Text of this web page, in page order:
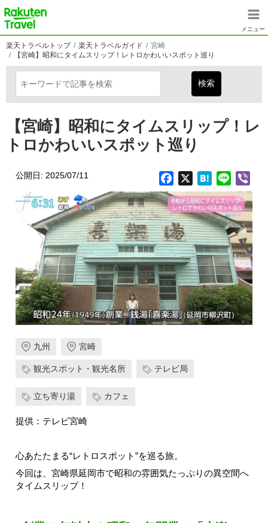
メニュー
楽天トラベルトップ 楽天トラベルガイド
宮崎
【宮崎】昭和にタイムスリップ！レトロかわいいスポット巡り
【宮崎】昭和にタイムスリップ！レ
トロかわいいスポット巡り
公開日: 2025/07/11 Facebook HatenaLine
九州 宮崎
観光スポット・観光名所 テレビ局
立ち寄り湯 カフェ
提供：テレビ宮崎
心あたたまる“レトロスポット”を巡る旅。
今回は、宮崎県延岡市で昭和の雰囲気たっぷりの異空間へ
タイムスリップ！